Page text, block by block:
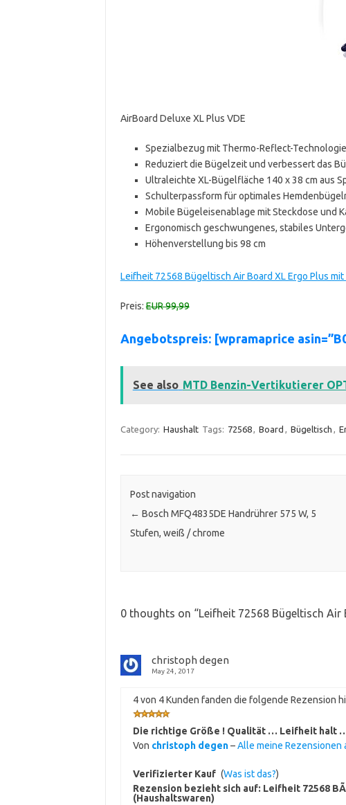
AirBoard Deluxe XL Plus VDE
Spezialbezug mit Thermo-Reflect-
Reduziert die Bügelzeit und verbessert das
Ultraleichte XL-Bügelfläche 140 x 38 cm aus
Schulterpassform für optimales
Mobile Bügeleisenablage mit Steckdose und
Ergonomisch geschwungenes, stabiles
Höhenverstellung bis 98 cm
Leifheit 72568 Bügeltisch Air Board XL Ergo Plus
Preis:EUR 99,99
Angebotspreis: [wpramaprice
See also MTD Benzin-Vertikutierer
Category: Haushalt Tags: 72568, Board , Bügeltisch ,
Post navigation
← Bosch MFQ4835DE Handrührer 575 W, 5
Stufen, weiß / chrome
0 thoughts on “Leifheit 72568 Bügeltisch Air
christoph degen
May 24, 2017
4 von 4 Kunden fanden die folgende Rezension
Die richtige Größe ! Qualität … Leifheit halt
Von christoph degen–Alle meine Rezensionen
Verifizierter Kauf (Was ist das?)
Rezension bezieht sich auf: Leifheit 72568
(Haushaltswaren)